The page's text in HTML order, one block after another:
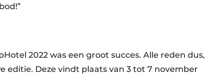
2022 was een groot succes. Alle reden dus,
editie. Deze vindt plaats van 3 tot 7 november